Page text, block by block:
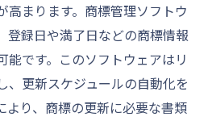
高まります。商標管理ソフトウ
登録日や満了日などの商標情報
能です。このソフトウェアはリ
、更新スケジュールの自動化を
より、商標の更新に必要な書類